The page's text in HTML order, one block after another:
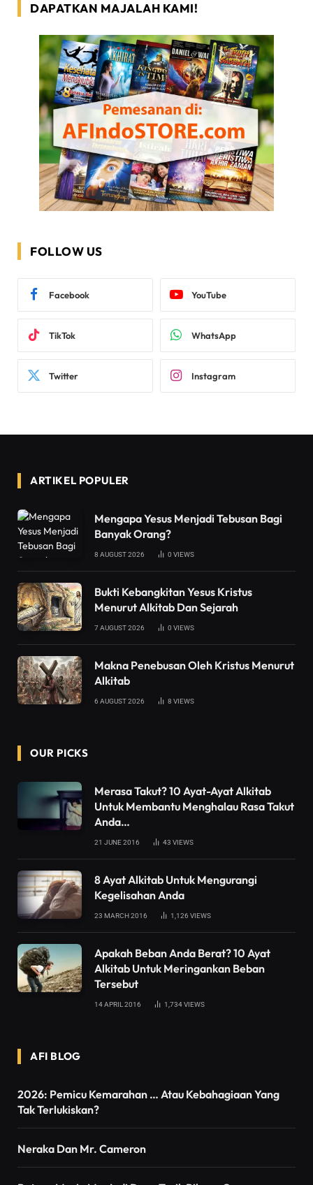
DAPATKAN MAJALAH KAMI!
FOLLOW US
Facebook YouTube
TikTok WhatsApp
Twitter Instagram
ARTIKEL POPULER
Mengapa Yesus Menjadi Tebusan Bagi
Banyak Orang?
8 AUGUST 2026 0 VIEWS
Bukti Kebangkitan Yesus Kristus
Menurut Alkitab Dan Sejarah
7 AUGUST 2026 0 VIEWS
Makna Penebusan Oleh Kristus Menurut
Alkitab
6 AUGUST 2026 8 VIEWS
OUR PICKS
Merasa Takut? 10 Ayat-Ayat Alkitab
Untuk Membantu Menghalau Rasa Takut
Anda…
21 JUNE 2016 43 VIEWS
8 Ayat Alkitab Untuk Mengurangi
Kegelisahan Anda
23 MARCH 2016 1,126 VIEWS
Apakah Beban Anda Berat? 10 Ayat
Alkitab Untuk Meringankan Beban
Tersebut
14 APRIL 2016 1,734VIEWS
AFI BLOG
2026: Pemicu Kemarahan … Atau Kebahagiaan Yang
Tak Terlukiskan?
Neraka Dan Mr. Cameron